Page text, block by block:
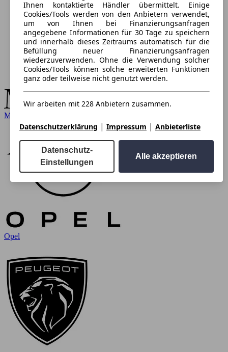
Mercedes-Benz
Opel
Ihnen kontaktierte Händler übermittelt. Einige
Cookies/Tools werden von den Anbietern verwendet,
um von Ihnen bei Finanzierungsanfragen
angegebene Informationen für 30 Tage zu speichern
und innerhalb dieses Zeitraums automatisch für die
Befüllung neuer Finanzierungsanfragen
wiederzuverwenden. Ohne die Verwendung solcher
Cookies/Tools können solche erweiterten Funktionen
ganz oder teilweise nicht genutzt werden.
Wir arbeiten mit 228 Anbietern zusammen.
Datenschutzerklärung | Impressum | Anbieterliste
Datenschutz-
Einstellungen
Alle akzeptieren